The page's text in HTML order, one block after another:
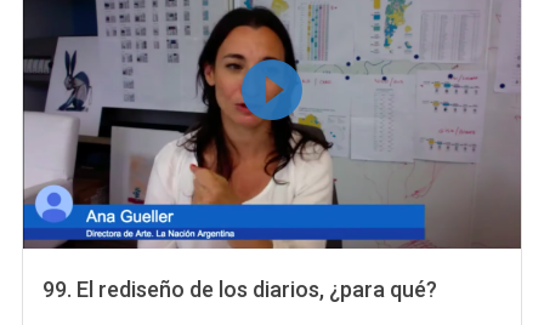
99. El rediseño de los diarios, ¿para qué?